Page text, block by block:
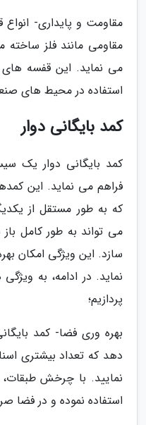
مقاومت و پایداری- انواع
مقاومی مانند فلز ساخته
می نماید. این قفسه های
استفاده در محیط های
کمد بایگانی دوار
کمد بایگانی دوار یک
فراهم می نماید. این
که به طور مستقل از
می تواند به طور کامل
سازد. این ویژگی امکان
نماید. در ادامه، به
پردازیم؛
بهره وری فضا- کمد
دهد که تعداد بیشتری
نمایید. با چرخش
استفاده نموده و در فضا